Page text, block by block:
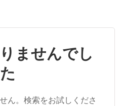
ませんでし
た
ん。検索をお試しくださ